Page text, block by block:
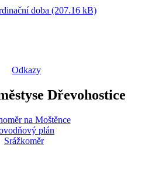
doba (207.16 kB)
Odkazy
Dřevohostice
na Moštěnce
plán
Srážkoměr